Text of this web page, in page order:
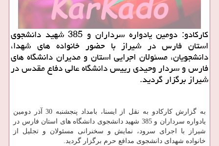
كاركادو: دومین یادواره سرداران و 385 شهید دانشجوی
استان فارس در شیراز با حضور خانواده های شهدا،
دانشجویان، مسئولان اجرایی استان و مدیران دانشگاه های
فارس و سردار وحیدی رییس دانشگاه عالی دفاع مقدس در
شیراز برگزار گردید.
به گزارش كاركادو به نقل از ایسنا، بامداد پنجشنبه 30 آذر دومین
یادواره سرداران و 385 شهید دانشجوی دانشگاه های استان فارس در
شیراز با اجرای سرود، نمایش و سخنرانی مسئولان و تجلیل از
خانواده شهدای دانشجوی مدافع حرم برگزار گردید.